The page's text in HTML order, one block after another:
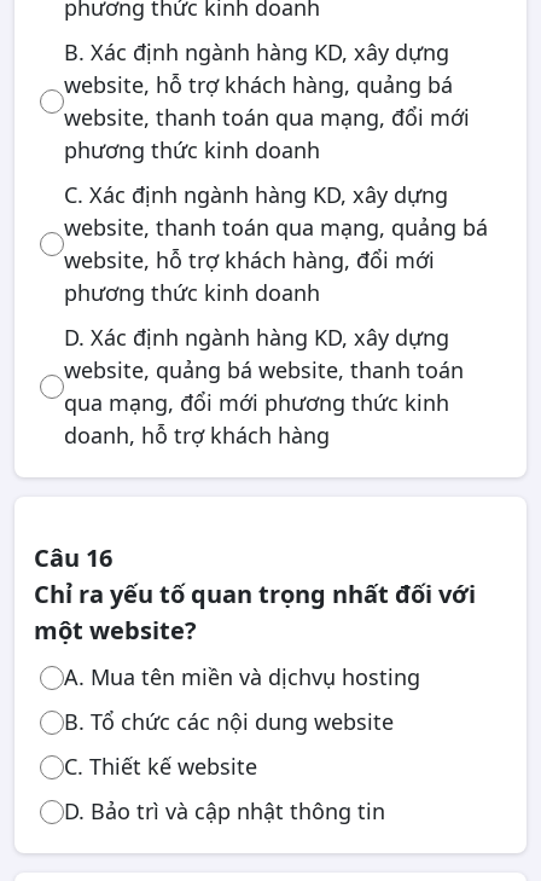
phương thức kinh doanh
B. Xác định ngành hàng KD, xây dựng
website, hỗ trợ khách hàng, quảng bá
website, thanh toán qua mạng, đổi mới
phương thức kinh doanh
C. Xác định ngành hàng KD, xây dựng
website, thanh toán qua mạng, quảng bá
website, hỗ trợ khách hàng, đổi mới
phương thức kinh doanh
D. Xác định ngành hàng KD, xây dựng
website, quảng bá website, thanh toán
qua mạng, đổi mới phương thức kinh
doanh, hỗ trợ khách hàng
Câu 16
Chỉ ra yếu tố quan trọng nhất đối với
một website?
A. Mua tên miền và dịchvụ hosting
B. Tổ chức các nội dung website
C. Thiết kế website
D. Bảo trì và cập nhật thông tin